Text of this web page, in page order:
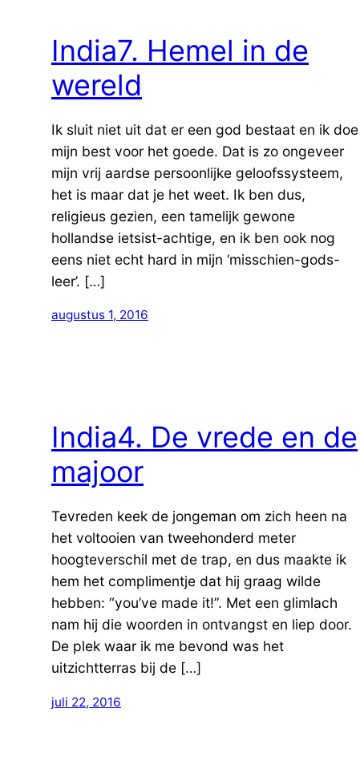
​India7. Hemel in de
wereld
Ik sluit niet uit dat er een god bestaat en ik doe
mijn best voor het goede. Dat is zo ongeveer
mijn vrij aardse persoonlijke geloofssysteem,
het is maar dat je het weet. Ik ben dus,
religieus gezien, een tamelijk gewone
hollandse ietsist-achtige, en ik ben ook nog
eens niet echt hard in mijn ‘misschien-gods-
leer’. […]
augustus 1, 2016
​India4. De vrede en de
majoor
Tevreden keek de jongeman om zich heen na
het voltooien van tweehonderd meter
hoogteverschil met de trap, en dus maakte ik
hem het complimentje dat hij graag wilde
hebben: “you’ve made it!”. Met een glimlach
nam hij die woorden in ontvangst en liep door.
De plek waar ik me bevond was het
uitzichtterras bij de […]
juli 22, 2016